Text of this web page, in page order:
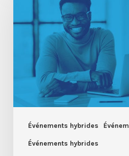
Événements hybrides
Événements hybrides
événements
Maintenez
participants
impliqués